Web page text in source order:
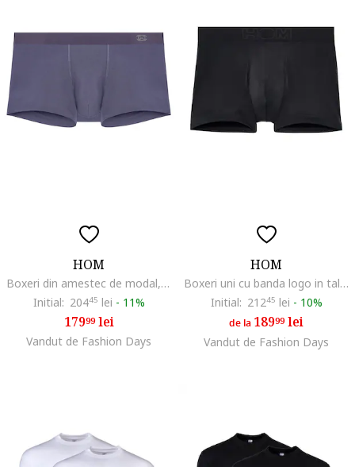
HOM
Boxeri din amestec de modal, Gri
Initial: 20445 lei - 11%
17999lei
Vandut de Fashion Days
HOM
Boxeri uni cu banda logo in talie, Negru
Initial: 21245 lei - 10%
de la 18999lei
Vandut de Fashion Days